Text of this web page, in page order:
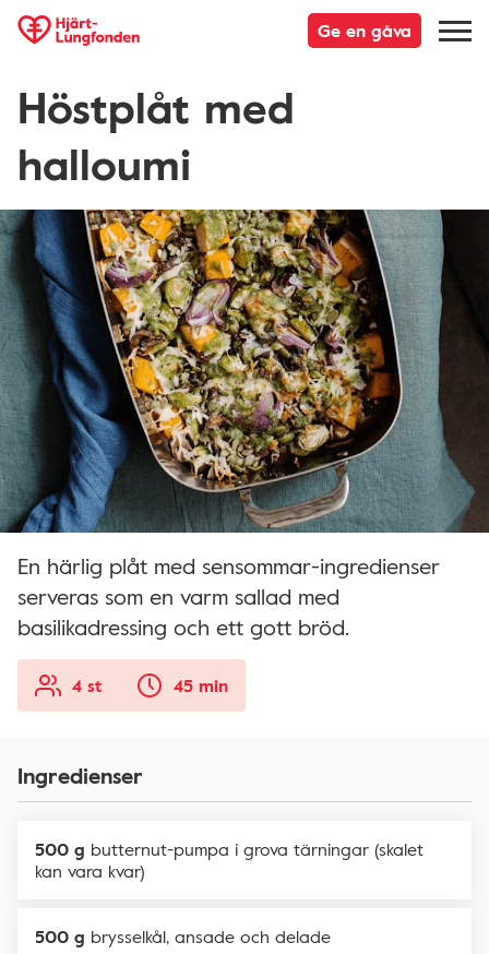
Ge en gåva
Höstplåt med
halloumi
En härlig plåt med sensommar-ingredienser
serveras som en varm sallad med
basilikadressing och ett gott bröd.
4 st 45 min
Ingredienser
500 g butternut-pumpa i grova tärningar (skalet
kan vara kvar)
500 g brysselkål, ansade och delade